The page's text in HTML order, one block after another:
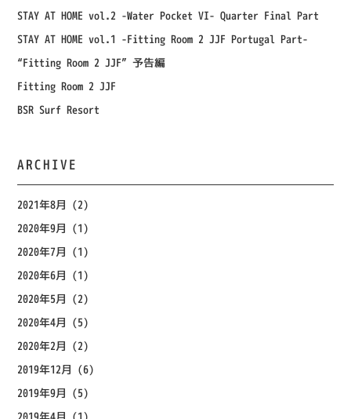
STAY AT HOME vol.2 -Water Pocket VI- Quarter Final Part
STAY AT HOME vol.1 -Fitting Room 2 JJF Portugal Part-
“Fitting Room 2 JJF” 予告編
Fitting Room 2 JJF
BSR Surf Resort
ARCHIVE
2021年8月 (2)
2020年9月 (1)
2020年7月 (1)
2020年6月 (1)
2020年5月 (2)
2020年4月 (5)
2020年2月 (2)
2019年12月 (6)
2019年9月 (5)
2019年4月 (1)